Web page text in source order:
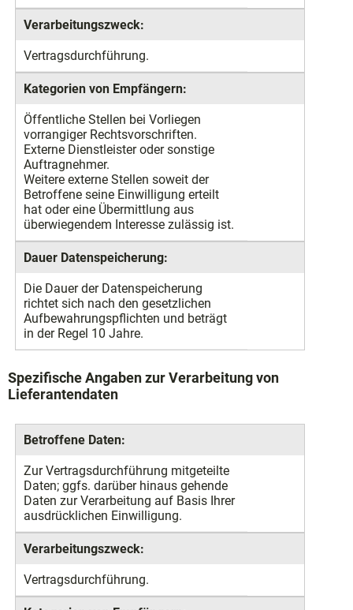
Verarbeitungszweck:
Vertragsdurchführung.
Kategorien von Empfängern:
Öffentliche Stellen bei Vorliegen
vorrangiger Rechtsvorschriften.
Externe Dienstleister oder sonstige
Auftragnehmer.
Weitere externe Stellen soweit der
Betroffene seine Einwilligung erteilt
hat oder eine Übermittlung aus
überwiegendem Interesse zulässig ist.
Dauer Datenspeicherung:
Die Dauer der Datenspeicherung
richtet sich nach den gesetzlichen
Aufbewahrungspflichten und beträgt
in der Regel 10 Jahre.
Spezifische Angaben zur Verarbeitung von
Lieferantendaten
Betroffene Daten:
Zur Vertragsdurchführung mitgeteilte
Daten; ggfs. darüber hinaus gehende
Daten zur Verarbeitung auf Basis Ihrer
ausdrücklichen Einwilligung.
Verarbeitungszweck:
Vertragsdurchführung.